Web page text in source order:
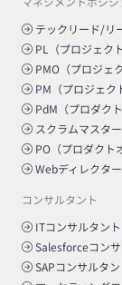
テックリード/リ
PL（プロジェク
PMO（プロジェ
PM（プロジェク
PdM（プロダク
スクラムマスター
PO（プロダクト
Webディレクター
コンサルタント
ITコンサルタント
Salesforceコン
SAPコンサルタン